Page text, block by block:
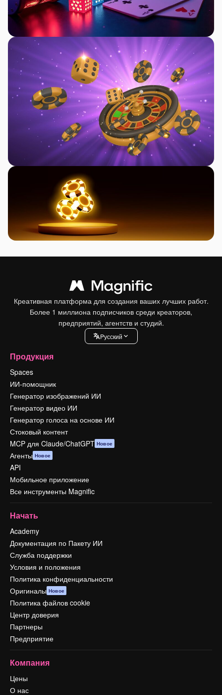
Креативная платформа для создания ваших лучших работ.
Более 1 миллиона подписчиков среди креаторов,
предприятий, агентств и студий.
Pусский
Продукция
Spaces
ИИ-помощник
Генератор изображений ИИ
Генератор видео ИИ
Генератор голоса на основе ИИ
Стоковый контент
MCP для Claude/ChatGPT Новое
Агенты Новое
API
Мобильное приложение
Все инструменты Magnific
Начать
Academy
Документация по Пакету ИИ
Служба поддержки
Условия и положения
Политика конфиденциальности
Оригиналы Новое
Политика файлов cookie
Центр доверия
Партнеры
Предприятие
Компания
Цены
О нас